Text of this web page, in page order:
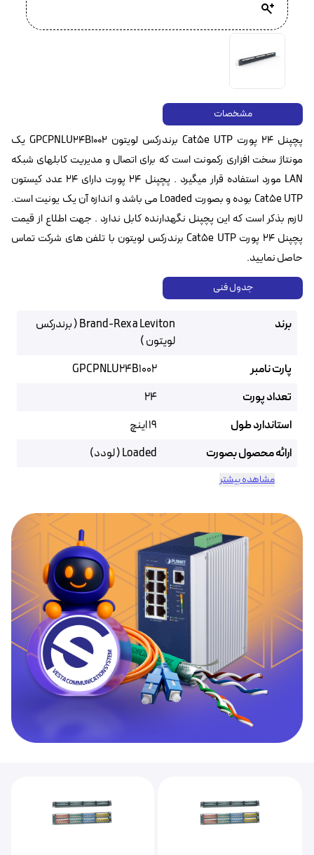
مشخصات
پچپنل ۲۴ پورت Cat5e UTP برندرکس لویتون GPCPNLU24B1002 یک
مونتاژ سخت افزاری رکمونت است که برای اتصال و مدیریت کابلهای شبکه
LAN مورد استفاده قرار میگیرد . پچپنل ۲۴ پورت دارای ۲۴ عدد کیستون
Cat5e UTP بوده و بصورت Loaded می باشد و اندازه آن یک یونیت است.
لازم بذکر است که این پچپنل نگهدارنده کابل ندارد . جهت اطلاع از قیمت
پچپنل ۲۴ پورت Cat5e UTP برندرکس لویتون با تلفن های شرکت تماس
حاصل نمایید.
جدول فنی
برند
Brand-Rex a Leviton ( برندرکس
لویتون )
پارت نامبر
GPCPNLU24B1002
تعداد پورت
24
استاندارد طول
19 اینچ
ارائه محصول بصورت
Loaded ( لودد)
مشاهده بیشتر